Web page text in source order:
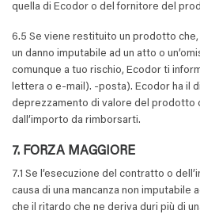
quella di Ecodor o del fornitore del
6.5 Se viene restituito un prodotto
un danno imputabile ad un atto o
comunque a tuo rischio, Ecodor ti
lettera o e-mail). -posta). Ecodor ha il
deprezzamento di valore del prodotto
dall’importo da rimborsarti.
7. FORZA MAGGIORE
7.1 Se l’esecuzione del contratto o
causa di una mancanza non imputabile
che il ritardo che ne deriva duri più di